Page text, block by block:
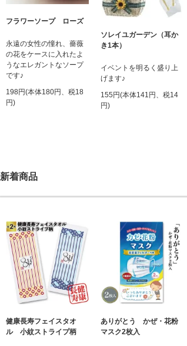
フラワーソープ ローズ
永遠の女性の憧れ、薔薇
の花をケースに入れたよ
うなエレガントなソープ
です♪
198円(本体180円、税18
円)
ソレイユガーデン（耳か
き1本）
イベントを明るく盛り上
げます♪
155円(本体141円、税14
円)
新着商品
健康長寿フェイスタオ
ル 小紋ストライプ柄
ありがとう かぜ・花粉
マスク2枚入